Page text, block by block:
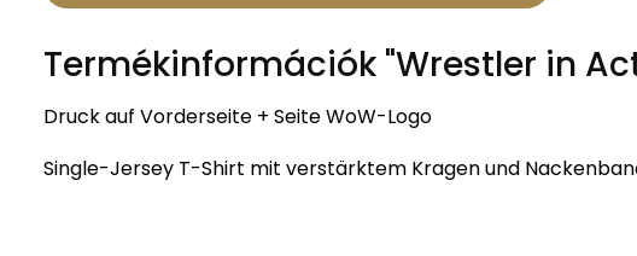
Termékinformációk "Wrestler in
Druck auf Vorderseite + SeiteWoW-Logo
Single-Jersey T-Shirt mit verstärktem Kragen und